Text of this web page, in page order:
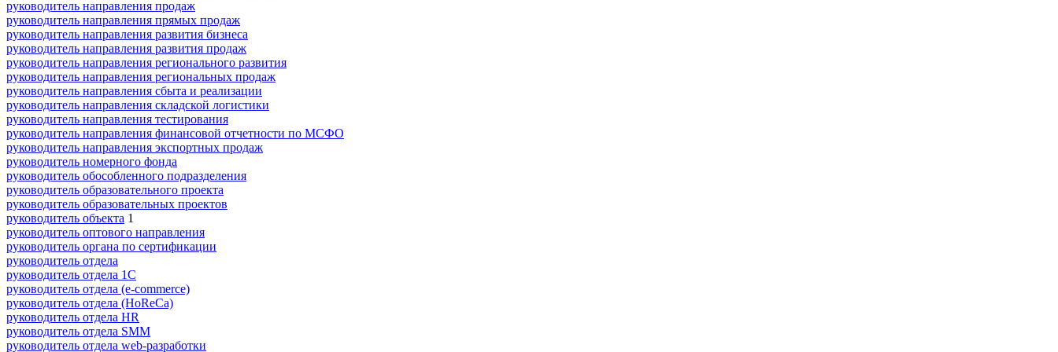
руководитель направления продаж
руководитель направления прямых продаж
руководитель направления развития бизнеса
руководитель направления развития продаж
руководитель направления регионального развития
руководитель направления региональных продаж
руководитель направления сбыта и реализации
руководитель направления складской логистики
руководитель направления тестирования
руководитель направления финансовой отчетности по МСФО
руководитель направления экспортных продаж
руководитель номерного фонда
руководитель обособленного подразделения
руководитель образовательного проекта
руководитель образовательных проектов
руководитель объекта 1
руководитель оптового направления
руководитель органа по сертификации
руководитель отдела
руководитель отдела 1С
руководитель отдела (e-commerce)
руководитель отдела (HoReCa)
руководитель отдела HR
руководитель отдела SMM
руководитель отдела web-разработки